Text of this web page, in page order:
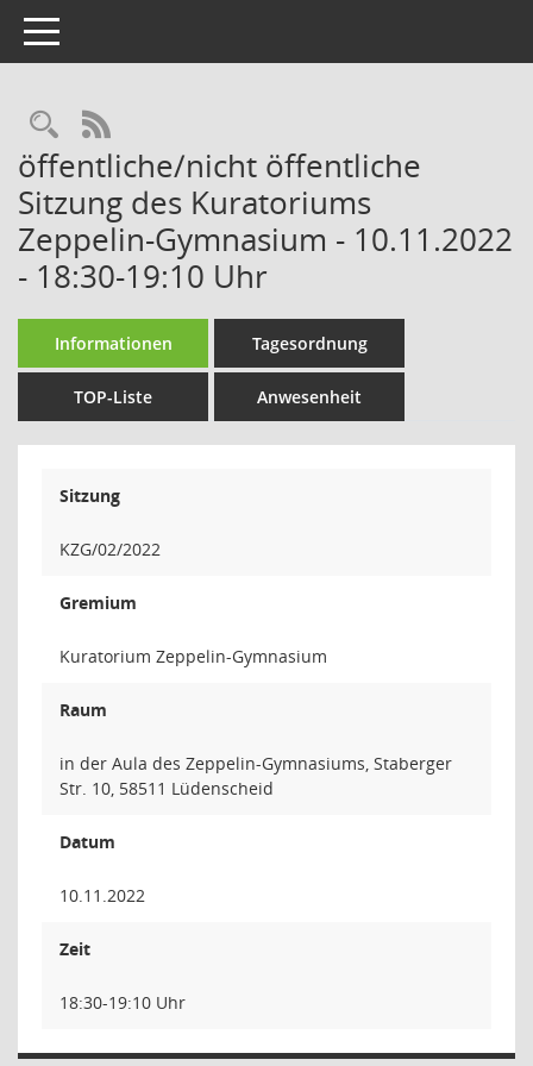
Toggle navigation
Rechercheauswahl
RSS-Feed
öffentliche/nicht öffentliche
Sitzung des Kuratoriums
Zeppelin-Gymnasium - 10.11.2022
- 18:30-19:10 Uhr
Informationen Tagesordnung
TOP-Liste Anwesenheit
Sitzung
KZG/02/2022
Gremium
Kuratorium Zeppelin-Gymnasium
Raum
in der Aula des Zeppelin-Gymnasiums, Staberger
Str. 10, 58511 Lüdenscheid
Datum
10.11.2022
Zeit
18:30-19:10 Uhr